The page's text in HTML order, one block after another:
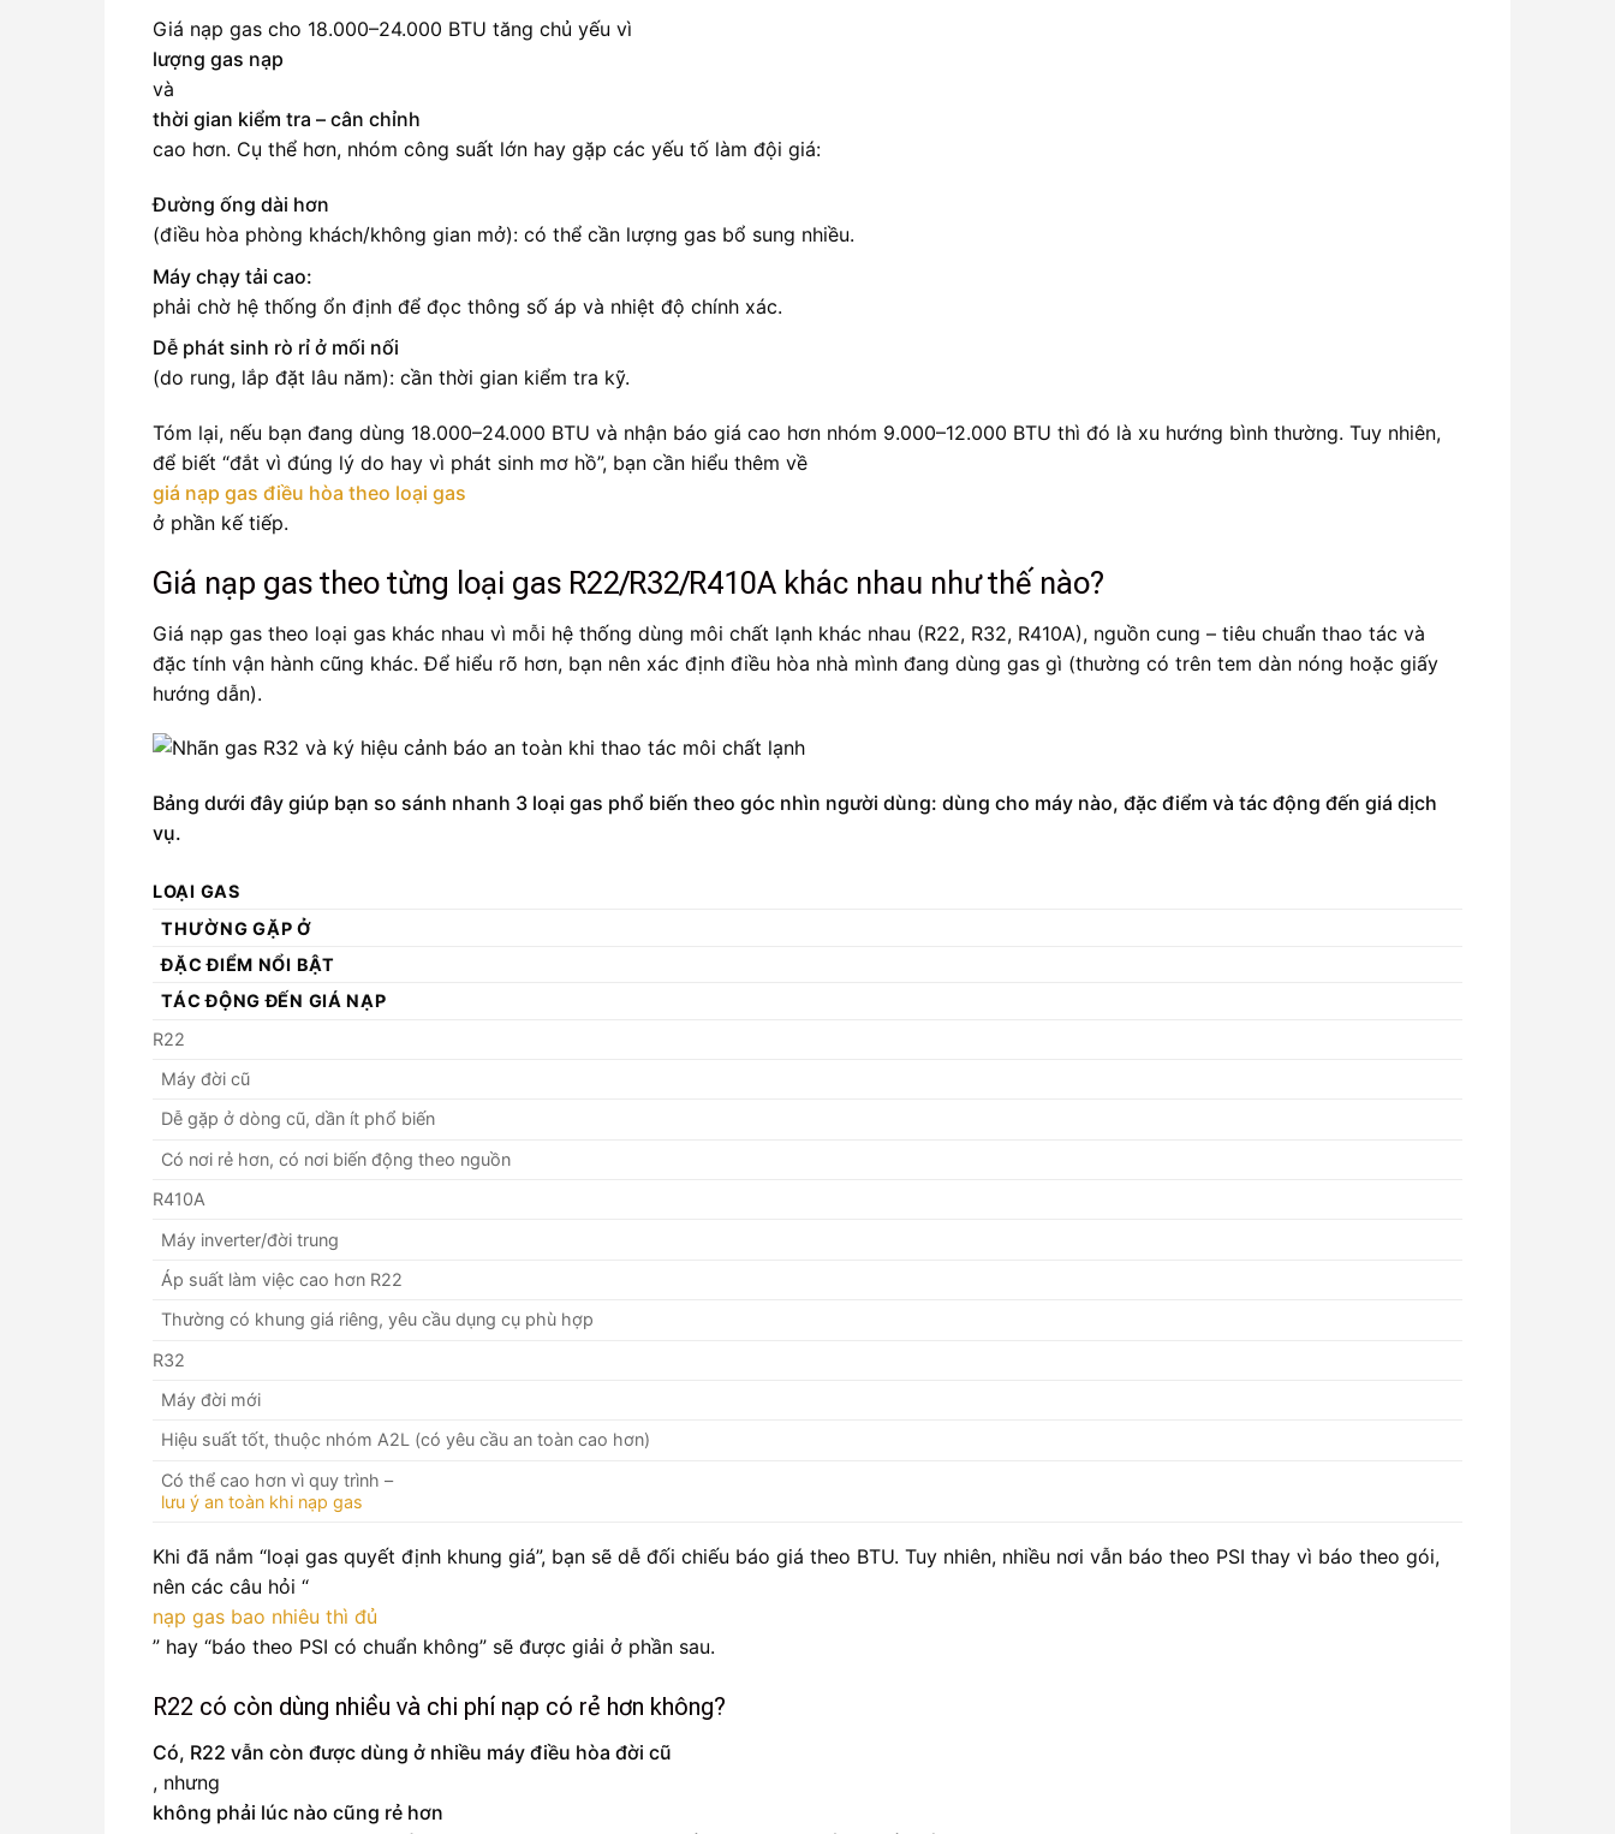
Giá nạp gas cho 18.000–24.000 BTU tăng chủ yếu vì
lượng gas nạp
và
thời gian kiểm tra – cân chỉnh
cao hơn. Cụ thể hơn, nhóm công suất lớn hay gặp các yếu tố làm đội giá:
Đường ống dài hơn
(điều hòa phòng khách/không gian mở): có thể cần lượng gas bổ sung nhiều.
Máy chạy tải cao:
phải chờ hệ thống ổn định để đọc thông số áp và nhiệt độ chính xác.
Dễ phát sinh rò rỉ ở mối nối
(do rung, lắp đặt lâu năm): cần thời gian kiểm tra kỹ.
Tóm lại, nếu bạn đang dùng 18.000–24.000 BTU và nhận báo giá cao hơn nhóm 9.000–12.000 BTU thì đó là xu hướng bình thường. Tuy nhiên,
để biết “đắt vì đúng lý do hay vì phát sinh mơ hồ”, bạn cần hiểu thêm về
giá nạp gas điều hòa theo loại gas
ở phần kế tiếp.
Giá nạp gas theo từng loại gas R22/R32/R410A khác nhau như thế nào?
Giá nạp gas theo loại gas khác nhau vì mỗi hệ thống dùng môi chất lạnh khác nhau (R22, R32, R410A), nguồn cung – tiêu chuẩn thao tác và
đặc tính vận hành cũng khác. Để hiểu rõ hơn, bạn nên xác định điều hòa nhà mình đang dùng gas gì (thường có trên tem dàn nóng hoặc giấy
hướng dẫn).
Bảng dưới đây giúp bạn so sánh nhanh 3 loại gas phổ biến theo góc nhìn người dùng: dùng cho máy nào, đặc điểm và tác động đến giá dịch
vụ.
LOẠI GAS
THƯỜNG GẶP Ở
ĐẶC ĐIỂM NỔI BẬT
TÁC ĐỘNG ĐẾN GIÁ NẠP
R22
Máy đời cũ
Dễ gặp ở dòng cũ, dần ít phổ biến
Có nơi rẻ hơn, có nơi biến động theo nguồn
R410A
Máy inverter/đời trung
Áp suất làm việc cao hơn R22
Thường có khung giá riêng, yêu cầu dụng cụ phù hợp
R32
Máy đời mới
Hiệu suất tốt, thuộc nhóm A2L (có yêu cầu an toàn cao hơn)
Có thể cao hơn vì quy trình –
lưu ý an toàn khi nạp gas
Khi đã nắm “loại gas quyết định khung giá”, bạn sẽ dễ đối chiếu báo giá theo BTU. Tuy nhiên, nhiều nơi vẫn báo theo PSI thay vì báo theo gói,
nên các câu hỏi “
nạp gas bao nhiêu thì đủ
” hay “báo theo PSI có chuẩn không” sẽ được giải ở phần sau.
R22 có còn dùng nhiều và chi phí nạp có rẻ hơn không?
Có, R22 vẫn còn được dùng ở nhiều máy điều hòa đời cũ
, nhưng
không phải lúc nào cũng rẻ hơn